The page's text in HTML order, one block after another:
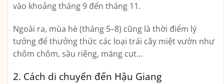
vào khoảngtháng 9 đến tháng 11.
Ngoài ra, mùa hè (tháng 5–8) cũng là thời điểm lý
tưởng để thưởng thức các loại trái cây miệt vườn như
chôm chôm, sầu riêng, măng cụt…
2. Cách di chuyển đến Hậu Giang